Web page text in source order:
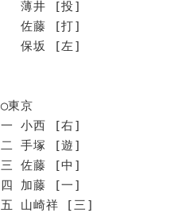
薄井 [投]
佐藤 [打]
保坂 [左]
◯東京
一 小西 [右]
二 手塚 [遊]
三 佐藤 [中]
四 加藤 [一]
五 山崎祥 [三]